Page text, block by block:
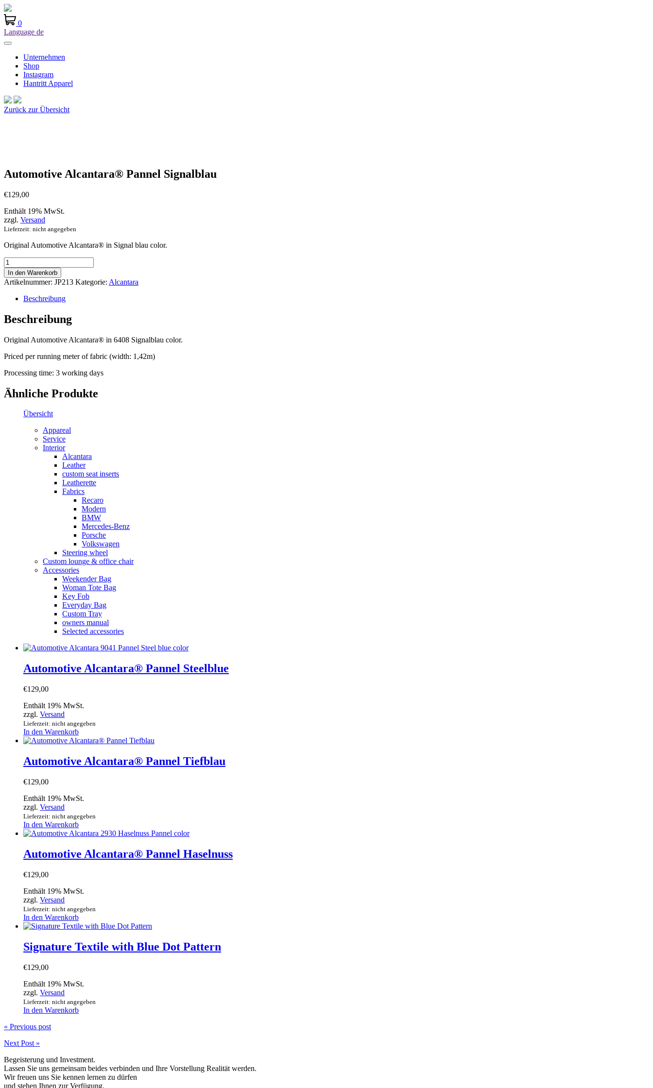
0
Language de
Unternehmen
Shop
Instagram
Hantritt Apparel
Zurück zur Übersicht
Automotive Alcantara® Pannel Signalblau
€129,00
Enthält 19% MwSt.
zzgl. Versand
Lieferzeit: nicht angegeben
Original Automotive Alcantara® in Signal blau color.
Automotive
Alcantara®
Pannel
Signalblau
Menge
In den Warenkorb
Artikelnummer: JP213 Kategorie: Alcantara
Beschreibung
Beschreibung
Original Automotive Alcantara® in 6408 Signalblau color.
Priced per running meter of fabric (width: 1,42m)
Processing time: 3 working days
Ähnliche Produkte
Übersicht
Appareal
Service
Interior
Alcantara
Leather
custom seat inserts
Leatherette
Fabrics
Recaro
Modern
BMW
Mercedes-Benz
Porsche
Volkswagen
Steering wheel
Custom lounge & office chair
Accessories
Weekender Bag
Woman Tote Bag
Key Fob
Everyday Bag
Custom Tray
owners manual
Selected accessories
Automotive Alcantara® Pannel Steelblue
€129,00
Enthält 19% MwSt.
zzgl. Versand
Lieferzeit: nicht angegeben
In den Warenkorb
Automotive Alcantara® Pannel Tiefblau
€129,00
Enthält 19% MwSt.
zzgl. Versand
Lieferzeit: nicht angegeben
In den Warenkorb
Automotive Alcantara® Pannel Haselnuss
€129,00
Enthält 19% MwSt.
zzgl. Versand
Lieferzeit: nicht angegeben
In den Warenkorb
Signature Textile with Blue Dot Pattern
€129,00
Enthält 19% MwSt.
zzgl. Versand
Lieferzeit: nicht angegeben
In den Warenkorb
« Previous post
Next Post »
Begeisterung und Investment.
Lassen Sie uns gemeinsam beides verbinden und Ihre Vorstellung Realität werden.
Wir freuen uns Sie kennen lernen zu dürfen
und stehen Ihnen zur Verfügung.